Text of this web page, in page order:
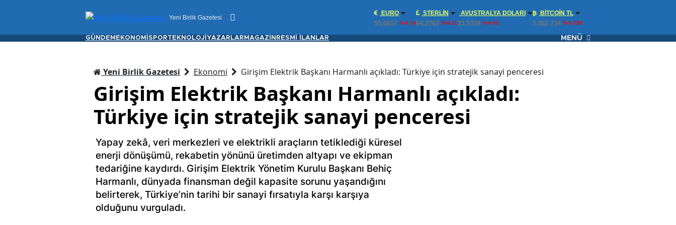
Yeni Birlik Gazetesi
EURO
55,0657 %-0.13
STERLIN
64,2763 %-0.11
AVUSTRALYA DOLARI
33,5378 %-0.02
BITCOIN TL
3.062.734 %-0.239
GÜNDEM EKONOMİ SPORTEKNOLOJİ YAZARLAR MAGAZİN RESMİ İLANLAR MENÜ
Yeni Birlik Gazetesi Ekonomi Girişim Elektrik Başkanı Harmanlı açıkladı: Türkiye için stratejik sanayi penceresi
Girişim Elektrik Başkanı Harmanlı açıkladı:
Türkiye için stratejik sanayi penceresi
Yapay zekâ, veri merkezleri ve elektrikli araçların tetiklediği küresel
enerji dönüşümü, rekabetin yönünü üretimden altyapı ve ekipman
tedariğine kaydırdı. Girişim Elektrik Yönetim Kurulu Başkanı Behiç
Harmanlı, dünyada finansman değil kapasite sorunu yaşandığını
belirterek, Türkiye’nin tarihi bir sanayi fırsatıyla karşı karşıya
olduğunu vurguladı.